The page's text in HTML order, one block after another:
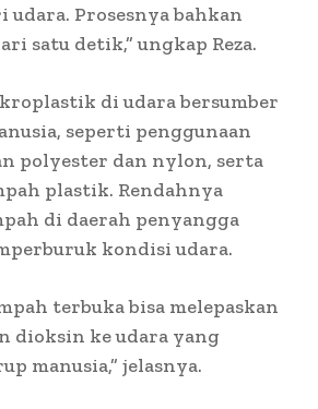
Prosesnya bahkan
satu detik,” ungkap Reza.
di udara bersumber
seperti penggunaan
polyester dan nylon, serta
plastik. Rendahnya
di daerah penyangga
kondisi udara.
terbuka bisa melepaskan
dioksin ke udara yang
manusia,” jelasnya.